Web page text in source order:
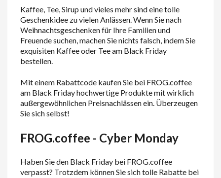
Kaffee, Tee, Sirup und vieles mehr sind eine tolle
Geschenkidee zu vielen Anlässen. Wenn Sie nach
Weihnachtsgeschenken für Ihre Familien und
Freuende suchen, machen Sie nichts falsch, indem Sie
exquisiten Kaffee oder Tee am Black Friday
bestellen.
Mit einem Rabattcode kaufen Sie bei FROG.coffee
am Black Friday hochwertige Produkte mit wirklich
außergewöhnlichen Preisnachlässen ein. Überzeugen
Sie sich selbst!
FROG.coffee - Cyber Monday
Haben Sie den Black Friday bei FROG.coffee
verpasst? Trotzdem können Sie sich tolle Rabatte bei